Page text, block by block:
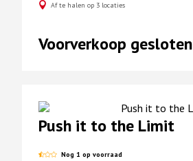
Af te halen op 3 locaties
Voorverkoop gesloten
Push it to the Limit
Nog 1 op voorraad